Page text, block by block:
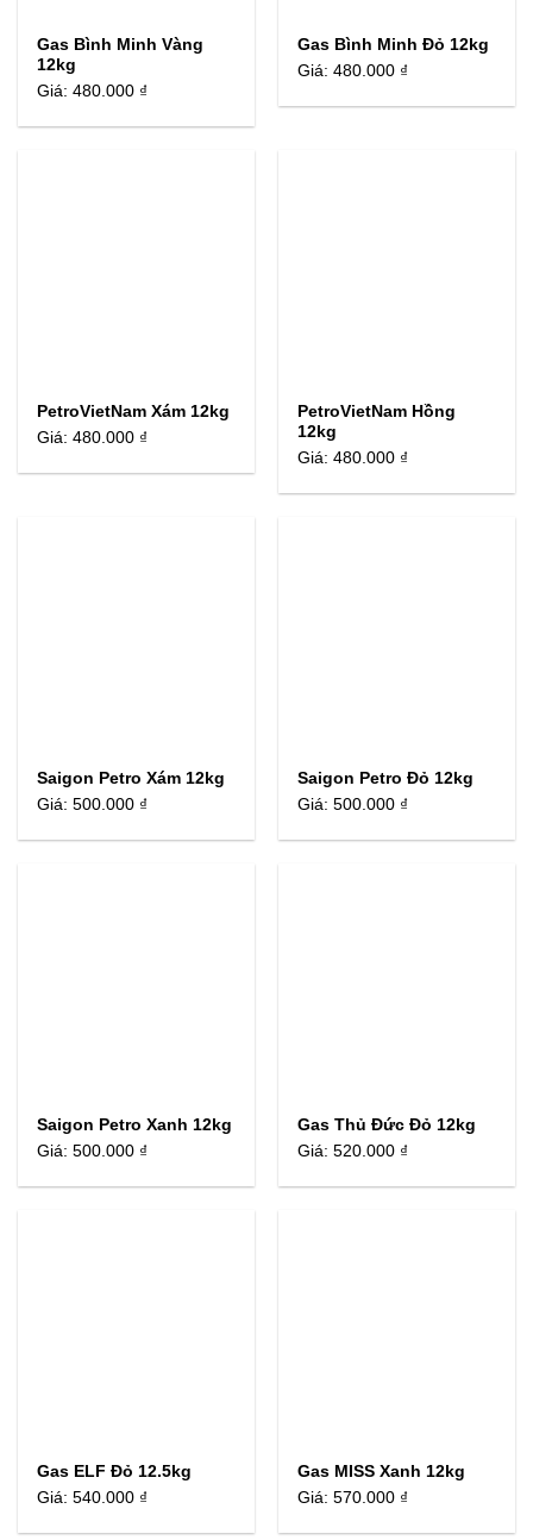
Gas Bình Minh Vàng
12kg
Giá:480.000 ₫
Gas Bình Minh Đỏ 12kg
Giá:480.000 ₫
PetroVietNam Xám 12kg
Giá:480.000 ₫
PetroVietNam Hồng
12kg
Giá:480.000 ₫
Saigon Petro Xám 12kg
Giá:500.000 ₫
Saigon Petro Đỏ 12kg
Giá:500.000 ₫
Saigon Petro Xanh 12kg
Giá:500.000 ₫
Gas Thủ Đức Đỏ 12kg
Giá:520.000 ₫
Gas ELF Đỏ 12.5kg
Giá:540.000 ₫
Gas MISS Xanh 12kg
Giá:570.000 ₫